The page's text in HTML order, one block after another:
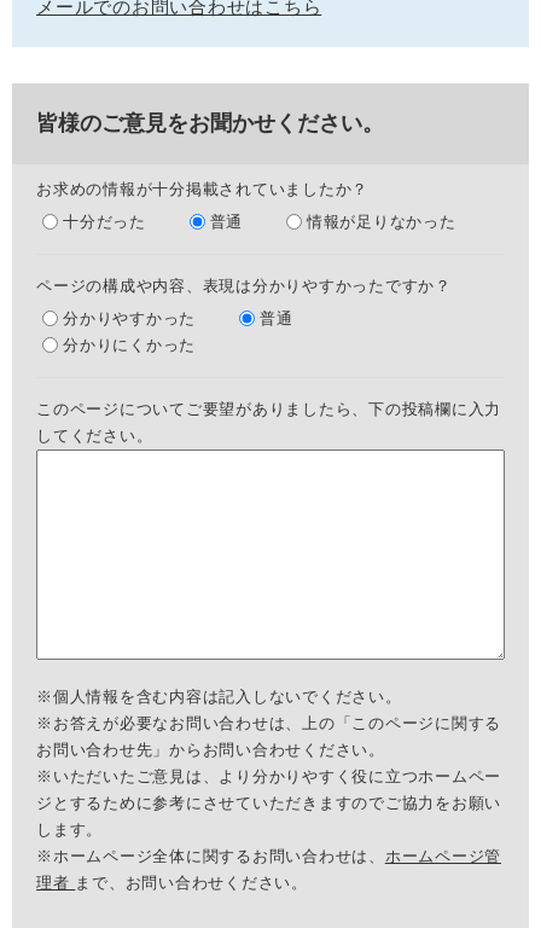
メールでのお問い合わせはこちら
皆様のご意見をお聞かせください。
お求めの情報が十分掲載されていましたか？
十分だった
普通 情報が足りなかった
ページの構成や内容、表現は分かりやすかったですか？
分かりやすかった
普通
分かりにくかった
このページについてご要望がありましたら、下の投稿欄に入力
してください。
※個人情報を含む内容は記入しないでください。
※お答えが必要なお問い合わせは、上の「このページに関する
お問い合わせ先」からお問い合わせください。
※いただいたご意見は、より分かりやすく役に立つホームペー
ジとするために参考にさせていただきますのでご協力をお願い
します。
※ホームページ全体に関するお問い合わせは、 ホームページ管
理者 まで、お問い合わせください。